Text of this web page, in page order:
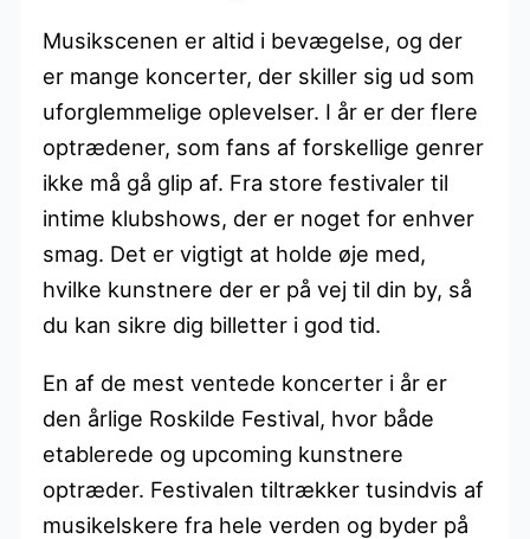
Musikscenen er altid i bevægelse, og der
er mange koncerter, der skiller sig ud som
uforglemmelige oplevelser. I år er der flere
optrædener, som fans af forskellige genrer
ikke må gå glip af. Fra store festivaler til
intime klubshows, der er noget for enhver
smag. Det er vigtigt at holde øje med,
hvilke kunstnere der er på vej til din by, så
du kan sikre dig billetter i god tid.
En af de mest ventede koncerter i år er
den årlige Roskilde Festival, hvor både
etablerede og upcoming kunstnere
optræder. Festivalen tiltrækker tusindvis af
musikelskere fra hele verden og byder på